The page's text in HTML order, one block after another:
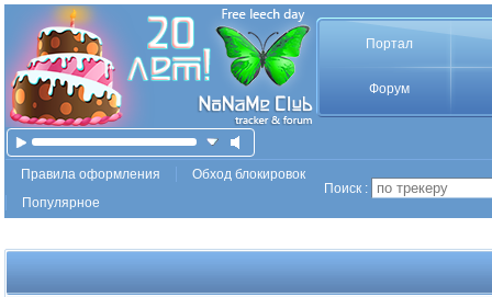
Портал
Форум
Правила оформления
Обход блокировок
Популярное
Поиск :